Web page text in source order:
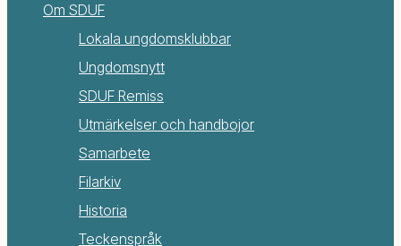
Om SDUF
Lokala ungdomsklubbar
Ungdomsnytt
SDUF Remiss
Utmärkelser och handbojor
Samarbete
Filarkiv
Historia
Teckenspråk